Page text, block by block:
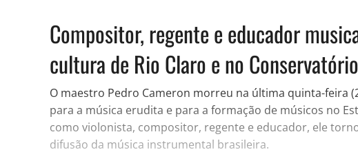
Compositor, regente e educador
cultura de Rio Claro e no
O maestro Pedro Cameron morreu na última quinta-feira
para a música erudita e para a formação de músicos no
como violonista, compositor, regente e educador, ele
difusão da música instrumental brasileira.